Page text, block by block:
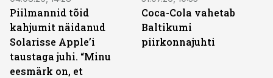
Piilmannid tõid
kahjumit näidanud
Solarisse Apple’i
taustaga juhi. “Minu
eesmärk on, et
Coca-Cola vahetab
Baltikumi
piirkonnajuhti